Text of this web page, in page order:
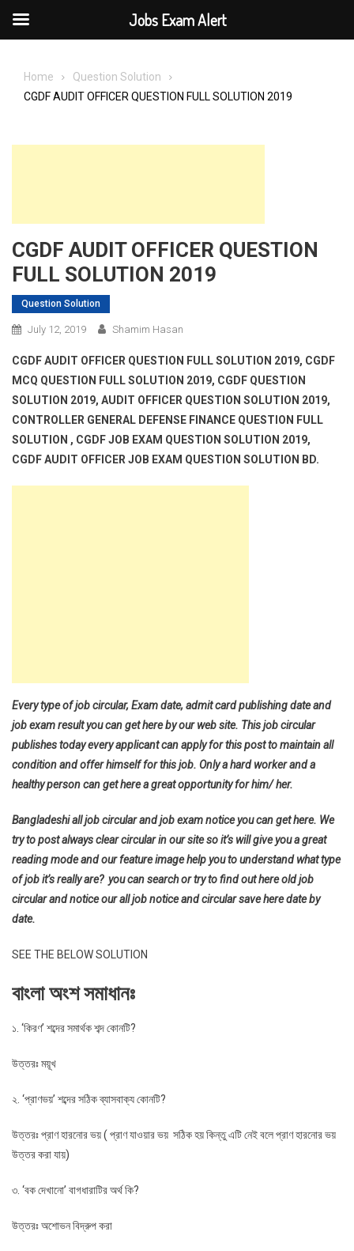
Home
Question Solution
CGDF AUDIT OFFICER QUESTION FULL SOLUTION 2019
CGDF AUDIT OFFICER QUESTION
FULL SOLUTION 2019
Question Solution
July 12, 2019 Shamim Hasan
CGDF AUDIT OFFICER QUESTION FULL SOLUTION 2019, CGDF
MCQ QUESTION FULL SOLUTION 2019, CGDF QUESTION
SOLUTION 2019, AUDIT OFFICER QUESTION SOLUTION 2019,
CONTROLLER GENERAL DEFENSE FINANCE QUESTION FULL
SOLUTION , CGDF JOB EXAM QUESTION SOLUTION 2019,
CGDF AUDIT OFFICER JOB EXAM QUESTION SOLUTION BD.
Every type of job circular, Exam date, admit card publishing date and
job exam result you can get here by our web site. This job circular
publishes today every applicant can apply for this post to maintain all
condition and offer himself for this job. Only a hard worker and a
healthy person can get here a great opportunity for him/ her.
Bangladeshi all job circular and job exam notice you can get here. We
try to post always clear circular in our site so it’s will give you a great
reading mode and our feature image help you to understand what type
of job it’s really are? you can search or try to find out here old job
circular and notice our all job notice and circular save here date by
date.
SEE THE BELOW SOLUTION
বাংলা অংশ সমাধানঃ
১. ‘কিরণ’ শব্দের সমার্থক শব্দ কোনটি?
উত্তরঃ ময়ূখ
২. ‘প্রাণভয়’ শব্দের সঠিক ব্যাসবাক্য কোনটি?
উত্তরঃ প্রাণ হারনোর ভয় ( প্রাণ যাওয়ার ভয় সঠিক হয় কিন্তু এটি নেই বলে প্রাণ হারনোর ভয়
উত্তর করা যায়)
৩. ‘বক দেখানো’ বাগধারাটির অর্থ কি?
উত্তরঃ অশোভন বিদ্রুপ করা
Jobs Exam Alert